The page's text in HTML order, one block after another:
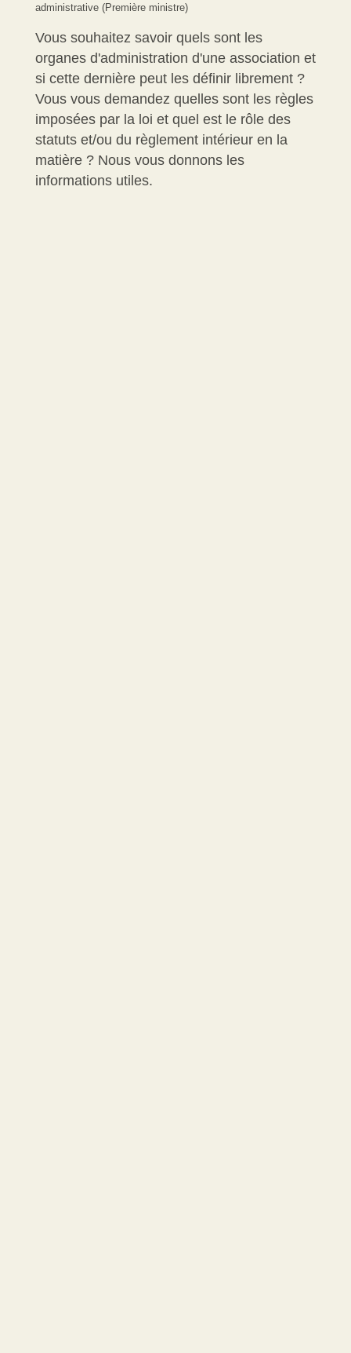
administrative (Première ministre)
Vous souhaitez savoir quels sont les
organes d'administration d'une association et
si cette dernière peut les définir librement ?
Vous vous demandez quelles sont les règles
imposées par la loi et quel est le rôle des
statuts et/ou du règlement intérieur en la
matière ? Nous vous donnons les
informations utiles.